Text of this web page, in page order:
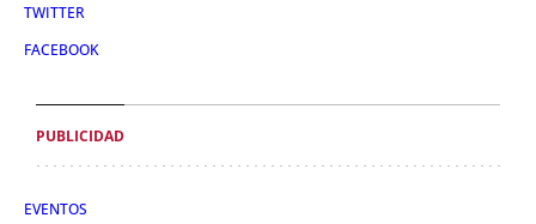
TWITTER
FACEBOOK
PUBLICIDAD
EVENTOS